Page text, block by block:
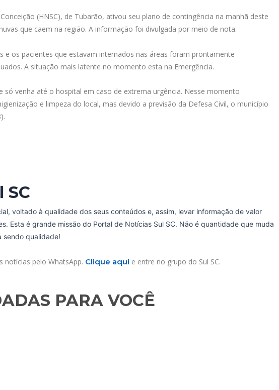
(HNSC), de Tubarão, ativou seu plano de contingência na manhã deste
que caem na região. A informação foi divulgada por meio de nota.
e os pacientes que estavam internados nas áreas foram prontamente
A situação mais latente no momento esta na Emergência.
só venha até o hospital em caso de extrema urgência. Nesse momento
e limpeza do local, mas devido a previsão da Defesa Civil, o município
SC
voltado à qualidade dos seus conteúdos e, assim, levar informação de valor
Esta é grande missão do Portal de Notícias Sul SC. Não é quantidade que muda
sendo qualidade!
notícias pelo WhatsApp. Clique aqui e entre no grupo do Sul SC.
PARA VOCÊ​